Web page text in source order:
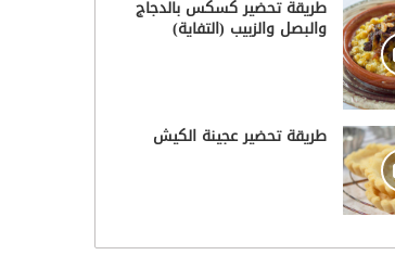
طريقة تحضير كسكس بالدجاج
والبصل والزبيب (التفاية)
طريقة تحضير عجينة الكيش